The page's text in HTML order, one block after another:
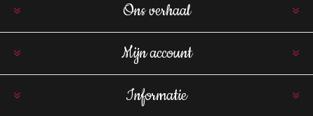
Ons verhaal
Mijn account
Informatie